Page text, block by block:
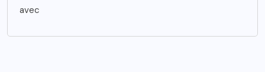
avec